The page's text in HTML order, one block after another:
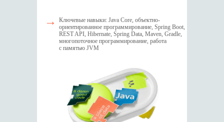
Ключевые навыки: Java Core, объектно-
ориентированное программирование, Spring Boot,
REST API, Hibernate, Spring Data, Maven, Gradle,
многопоточное программирование, работа
с памятью JVM
→